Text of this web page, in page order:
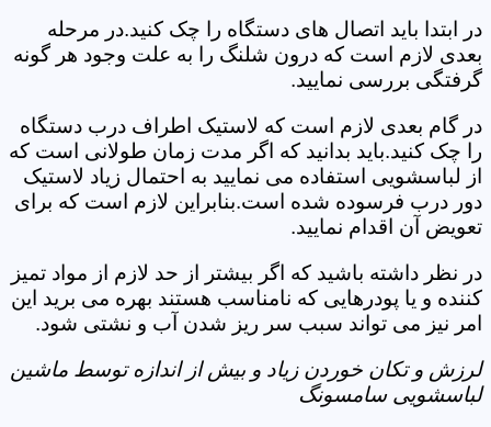
در ابتدا باید اتصال های دستگاه را چک کنید.در مرحله
بعدی لازم است که درون شلنگ را به علت وجود هر گونه
گرفتگی بررسی نمایید.
در گام بعدی لازم است که لاستیک اطراف درب دستگاه
را چک کنید.باید بدانید که اگر مدت زمان طولانی است که
از لباسشویی استفاده می نمایید به احتمال زیاد لاستیک
دور درب فرسوده شده است.بنابراین لازم است که برای
تعویض آن اقدام نمایید.
در نظر داشته باشید که اگر بیشتر از حد لازم از مواد تمیز
کننده و یا پودرهایی که نامناسب هستند بهره می برید این
امر نیز می تواند سبب سر ریز شدن آب و نشتی شود.
لرزش و تکان خوردن زیاد و بیش از اندازه توسط ماشین
لباسشویی سامسونگ